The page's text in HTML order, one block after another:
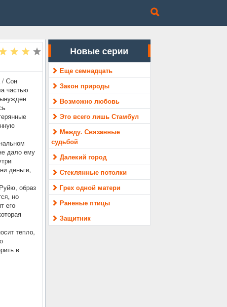
/ Сон
частью
дало ему
деньги,
образ
но
его
тепло,
в
Новые серии
Еще семнадцать
Закон природы
Возможно любовь
Это всего лишь Стамбул
Между. Связанные
судьбой
Далекий город
Стеклянные потолки
Грех одной матери
Раненые птицы
Защитник